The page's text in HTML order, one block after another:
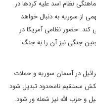
نظام اسد علیه کردها در
از سوریه به دنبال خواهد
حضور نظامی آمریکا در
جنگی نیز آن را به جنگ
در آسمان سوریه و حملات
مستقیم نامحدود تبدیل شود
و حزب الله نیز شعله ور شود.